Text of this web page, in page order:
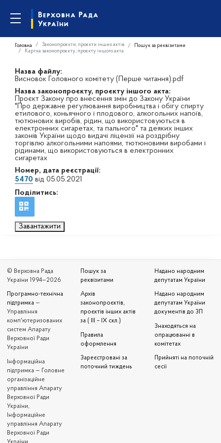
Головна Законопроєкти, проєкти інших актів
Пошук за реквізитами
Картка законопроєкту, проєкту іншого акта
Назва файлу:
Висновок Головного комітету (Перше читання).pdf
Назва законопроєкту, проєкту іншого акта:
Проєкт Закону про внесення змін до Закону України
"Про державне регулювання виробництва і обігу спирту
етилового, коньячного і плодового, алкогольних напоїв,
тютюнових виробів, рідин, що використовуються в
електронних сигаретах, та пального" та деяких інших
законів України щодо видачі ліцензії на роздрібну
торгівлю алкогольними напоями, тютюновими виробами і
рідинами, що використовуються в електронних
сигаретах
Номер, дата реєстрації:
5470 від 05.05.2021
Поділитись:
Завантажити
© Верховна Рада
України 1994—2026
Програмно-технічна
підтримка —
Управління
комп'ютеризованих
систем Апарату
Верховної Ради
України
Iнформаційна
підтримка — Головне
організаційне
управління Апарату
Верховної Ради
України,
Інформаційне
управління Апарату
Верховної Ради
України
Пошук за
реквізитами
Архів
законопроєктів,
проєктів інших актів
за ( III – IX скл.)
Правила
оформлення
Зареєстровані за
поточний тиждень
Надано народним
депутатам України
Надано народним
депутатам України
документів до ЗП
Знаходяться на
опрацюванні в
комітетах
Прийняті на поточній
сесії